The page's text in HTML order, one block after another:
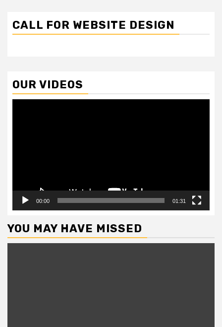
CALL FOR WEBSITE DESIGN
OUR VIDEOS
00:00 01:31
YOU MAY HAVE MISSED